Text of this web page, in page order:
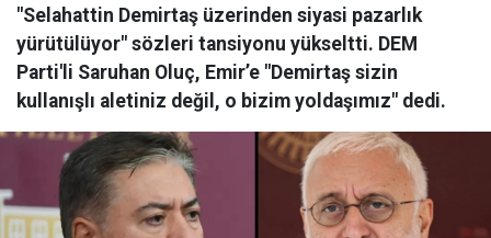
"Selahattin Demirtaş üzerinden siyasi pazarlık
yürütülüyor" sözleri tansiyonu yükseltti. DEM
Parti'li Saruhan Oluç, Emir’e "Demirtaş sizin
kullanışlı aletiniz değil, o bizim yoldaşımız" dedi.